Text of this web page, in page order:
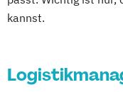
kannst.